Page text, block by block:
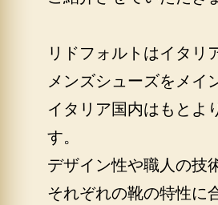
リドフォルトはイタリ
メンズシューズをメイ
イタリア国内はもとよ
す。
デザイン性や職人の技
それぞれの靴の特性に